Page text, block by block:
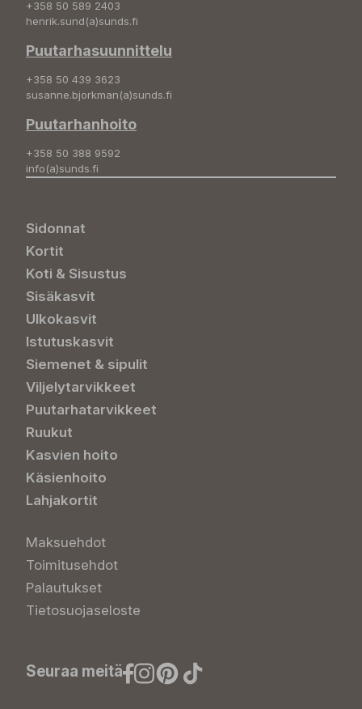
+358 50 589 2403
henrik.sund(a)sunds.fi
Puutarhasuunnittelu
+358 50 439 3623
susanne.bjorkman(a)sunds.fi
Puutarhanhoito
+358 50 388 9592
info(a)sunds.fi
Sidonnat
Kortit
Koti & Sisustus
Sisäkasvit
Ulkokasvit
Istutuskasvit
Siemenet & sipulit
Viljelytarvikkeet
Puutarhatarvikkeet
Ruukut
Kasvien hoito
Käsienhoito
Lahjakortit
Maksuehdot
Toimitusehdot
Palautukset
Tietosuojaseloste
Seuraa meitä